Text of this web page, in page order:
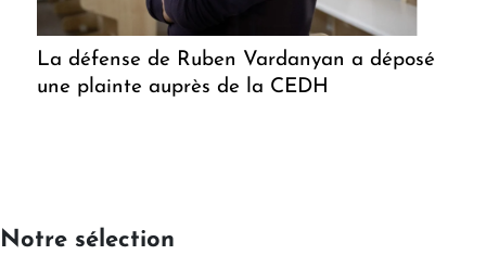
La défense de Ruben Vardanyan a déposé
une plainte auprès de la CEDH
Notre sélection